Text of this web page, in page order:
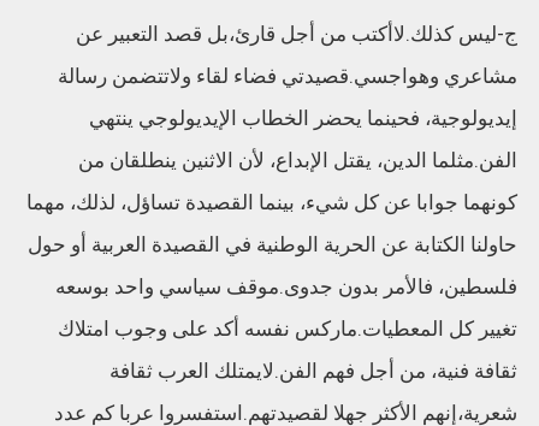
ج-ليس كذلك.لاأكتب من أجل قارئ،بل قصد التعبير عن
مشاعري وهواجسي.قصيدتي فضاء لقاء ولاتتضمن رسالة
إيديولوجية، فحينما يحضر الخطاب الإيديولوجي ينتهي
الفن.مثلما الدين، يقتل الإبداع، لأن الاثنين ينطلقان من
كونهما جوابا عن كل شيء، بينما القصيدة تساؤل، لذلك، مهما
حاولنا الكتابة عن الحرية الوطنية في القصيدة العربية أو حول
فلسطين، فالأمر بدون جدوى.موقف سياسي واحد بوسعه
تغيير كل المعطيات.ماركس نفسه أكد على وجوب امتلاك
ثقافة فنية، من أجل فهم الفن.لايمتلك العرب ثقافة
شعرية،إنهم الأكثر جهلا لقصيدتهم.استفسروا عربا كم عدد